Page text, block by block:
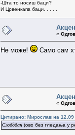
-Шта то носиш баци?
И Црвенкапа баци. . . . .
«
Не може! Само сам
«
Цитирано: Мирослав на 12.09
Слобòдан (ово без гледања у